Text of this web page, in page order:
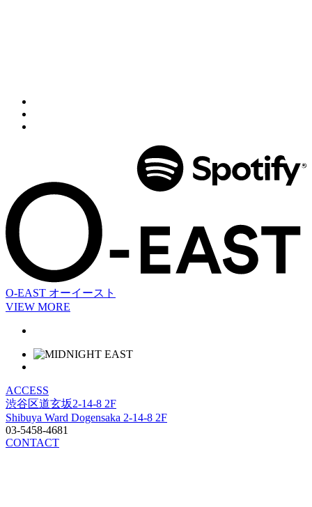
O-EAST オーイースト
VIEW MORE
ACCESS
渋谷区道玄坂2-14-8 2F
Shibuya Ward Dogensaka 2-14-8 2F
03-5458-4681
CONTACT